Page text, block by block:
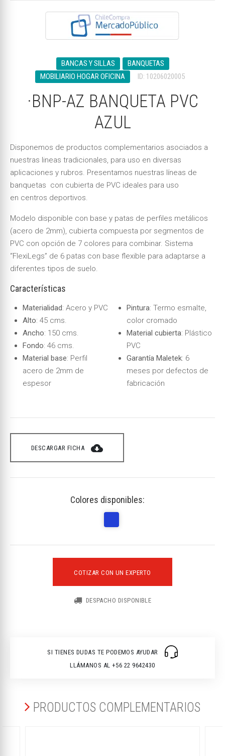
BANCAS Y SILLAS
BANQUETAS
MOBILIARIO HOGAR OFICINA
ID: 10206020005
·BNP-AZ BANQUETA PVC
AZUL
Disponemos de productos complementarios asociados a
nuestras lineas tradicionales, para uso en diversas
aplicaciones y rubros. Presentamos nuestras líneas de
banquetas con cubierta de PVC ideales para uso
en centros deportivos.
Modelo disponible con base y patas de perfiles metálicos
(acero de 2mm), cubierta compuesta por segmentos de
PVC con opción de 7 colores para combinar. Sistema
“FlexiLegs” de 6 patas con base flexible para adaptarse a
diferentes tipos de suelo.
Características
Materialidad: Acero y PVC
Alto: 45 cms.
Ancho: 150 cms.
Fondo: 46 cms.
Material base: Perfil
acero de 2mm de
espesor
Pintura: Termo esmalte,
color cromado
Material cubierta: Plástico
PVC
Garantía Maletek: 6
meses por defectos de
fabricación
DESCARGAR FICHA cloud_download
Colores disponibles:
COTIZAR CON UN EXPERTO
DESPACHO DISPONIBLE
SI TIENES DUDAS TE PODEMOS AYUDAR
LLÁMANOS AL +56 22 9642430
PRODUCTOS COMPLEMENTARIOS